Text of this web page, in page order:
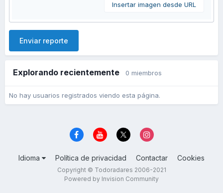
Insertar imagen desde URL
Enviar reporte
Explorando recientemente 0 miembros
No hay usuarios registrados viendo esta página.
Idioma Política de privacidad Contactar Cookies
Copyright © Todoradares 2006-2021
Powered by Invision Community